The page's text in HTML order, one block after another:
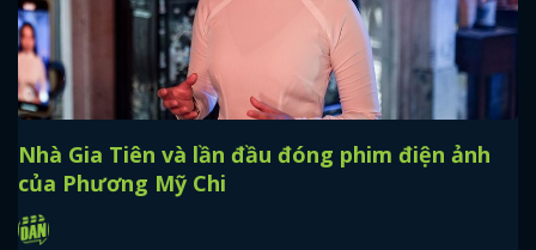
Nhà Gia Tiên và lần đầu đóng phim điện ảnh
của Phương Mỹ Chi